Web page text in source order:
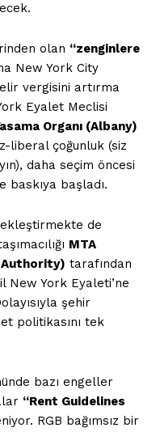
olan “zenginlere
New York City
vergisini artırma
Eyalet Meclisi
Organı (Albany)
liberal çoğunluk (siz
daha seçim öncesi
baskıya başladı.
de
MTA
tarafından
New York Eyaleti’ne
şehir
politikasını tek
bazı engeller
“Rent Guidelines
RGB bağımsız bir